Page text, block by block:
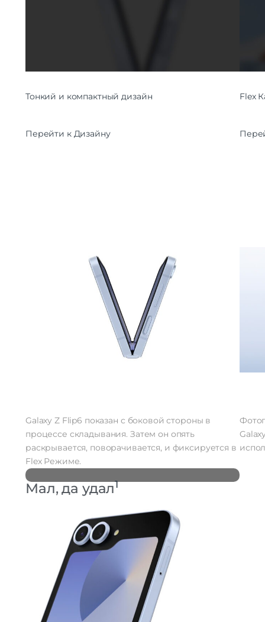
Тонкий и компактный дизайн
Перейти к Дизайну
Galaxy Z Flip6 показан с боковой стороны в
процессе складывания. Затем он опять
раскрывается, поворачивается, и фиксируется в
Flex Режиме.
Flex
Мал, да удал1